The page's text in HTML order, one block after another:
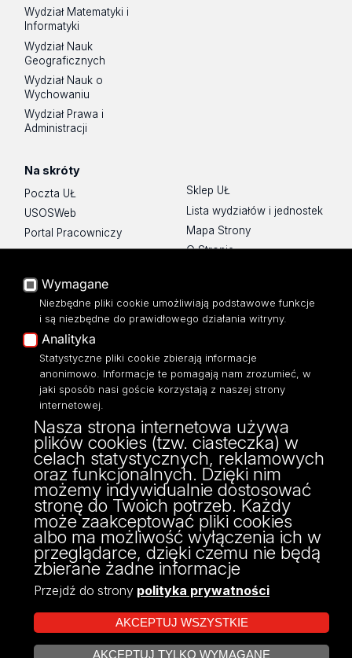
Wydział Matematyki i
Informatyki
Wydział Nauk
Geograficznych
Wydział Nauk o
Wychowaniu
Wydział Prawa i
Administracji
Na skróty
Poczta UŁ
USOSWeb
Portal Pracowniczy
Baza Aktów Własnych
Moodle
Eksperci UŁ
Polityka Prywatności
Dostępność
Sklep UŁ
Lista wydziałów i jednostek
Mapa Strony
O Stronie
ul. Narutowicza 68, 90-136 Łódź
NIP: 724 000 32 43
Adres do doręczeń elektronicznych (ADE):
AE:PL-74796-17640-IHHIV-17
KONTAKT
Wymagane
Niezbędne pliki cookie umożliwiają podstawowe funkcje
i są niezbędne do prawidłowego działania witryny.
Analityka
Statystyczne pliki cookie zbierają informacje
anonimowo. Informacje te pomagają nam zrozumieć, w
jaki sposób nasi goście korzystają z naszej strony
internetowej.
Nasza strona internetowa używa
plików cookies (tzw. ciasteczka) w
celach statystycznych, reklamowych
oraz funkcjonalnych. Dzięki nim
możemy indywidualnie dostosować
stronę do Twoich potrzeb. Każdy
może zaakceptować pliki cookies
albo ma możliwość wyłączenia ich w
przeglądarce, dzięki czemu nie będą
zbierane żadne informacje
Przejdź do strony polityka prywatności
AKCEPTUJ WSZYSTKIE
AKCEPTUJ TYLKO WYMAGANE